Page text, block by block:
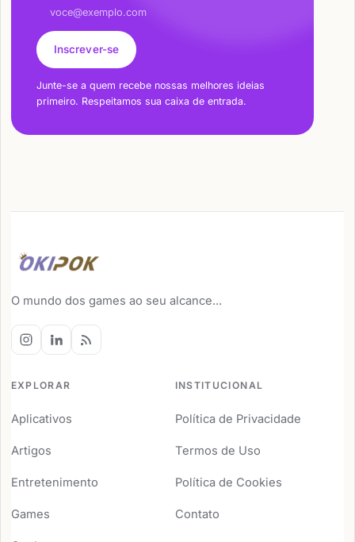
Inscrever-se
Junte-se a quem recebe nossas melhores ideias
primeiro. Respeitamos sua caixa de entrada.
O mundo dos games ao seu alcance...
EXPLORAR
Aplicativos
Artigos
Entretenimento
Games
INSTITUCIONAL
Política de Privacidade
Termos de Uso
Política de Cookies
Contato